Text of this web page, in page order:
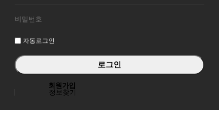
그
자동로그인
회원가입
정보찾기